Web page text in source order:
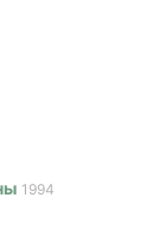
1994